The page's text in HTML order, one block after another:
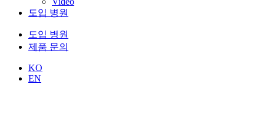
도입 병원
도입 병원
제품 문의
KO
EN